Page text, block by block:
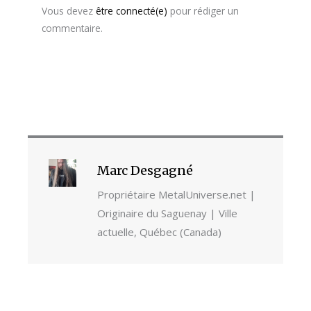
Vous devez être connecté(e) pour rédiger un
commentaire.
Marc Desgagné
Propriétaire MetalUniverse.net |
Originaire du Saguenay | Ville
actuelle, Québec (Canada)